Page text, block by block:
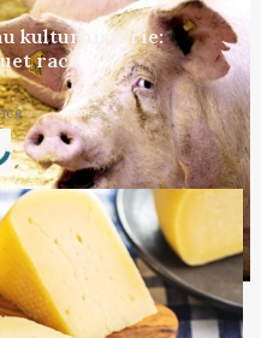
kulturhistorie:
race